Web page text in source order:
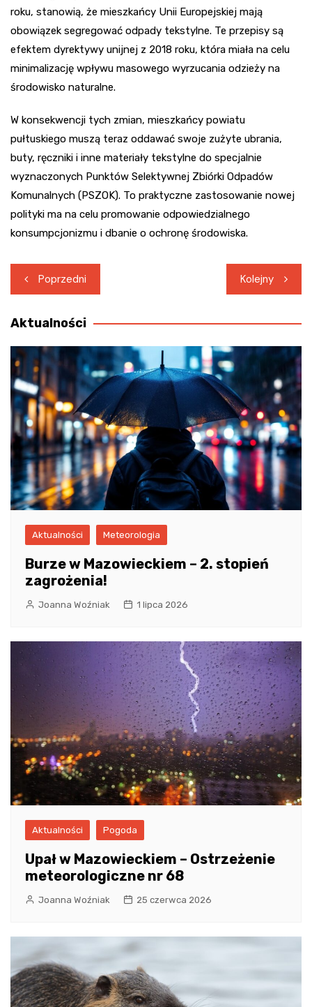
roku, stanowią, że mieszkańcy Unii Europejskiej mają
obowiązek segregować odpady tekstylne. Te przepisy są
efektem dyrektywy unijnej z 2018 roku, która miała na celu
minimalizację wpływu masowego wyrzucania odzieży na
środowisko naturalne.
W konsekwencji tych zmian, mieszkańcy powiatu
pułtuskiego muszą teraz oddawać swoje zużyte ubrania,
buty, ręczniki i inne materiały tekstylne do specjalnie
wyznaczonych Punktów Selektywnej Zbiórki Odpadów
Komunalnych (PSZOK). To praktyczne zastosowanie nowej
polityki ma na celu promowanie odpowiedzialnego
konsumpcjonizmu i dbanie o ochronę środowiska.
Nawigacja
wpisu
Poprzedni Kolejny
Aktualności
Aktualności Meteorologia
Burze w Mazowieckiem – 2. stopień
zagrożenia!
Joanna Woźniak 1 lipca 2026
Aktualności Pogoda
Upał w Mazowieckiem – Ostrzeżenie
meteorologiczne nr 68
Joanna Woźniak 25 czerwca 2026